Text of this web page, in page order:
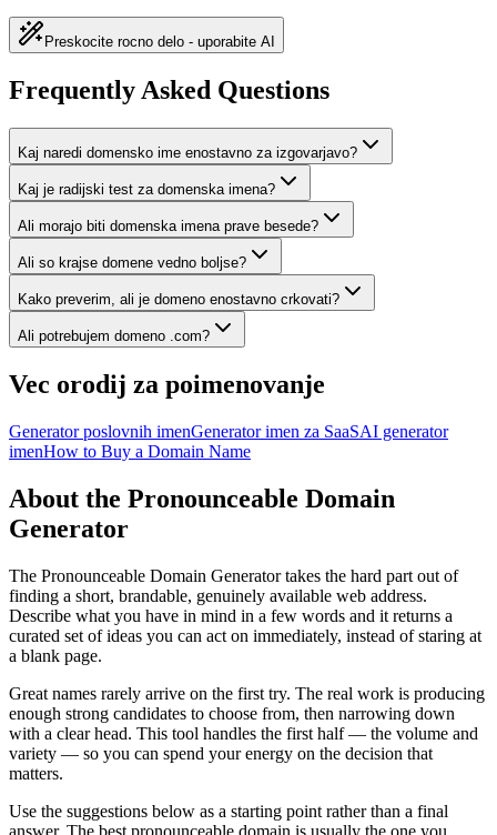
Preskocite rocno delo - uporabite AI
Frequently Asked Questions
Kaj naredi domensko ime enostavno za izgovarjavo?
Kaj je radijski test za domenska imena?
Ali morajo biti domenska imena prave besede?
Ali so krajse domene vedno boljse?
Kako preverim, ali je domeno enostavno crkovati?
Ali potrebujem domeno .com?
Vec orodij za poimenovanje
Generator poslovnih imenGenerator imen za SaaSAI generator
imenHow to Buy a Domain Name
About the Pronounceable Domain
Generator
The Pronounceable Domain Generator takes the hard part out of
finding a short, brandable, genuinely available web address.
Describe what you have in mind in a few words and it returns a
curated set of ideas you can act on immediately, instead of staring at
a blank page.
Great names rarely arrive on the first try. The real work is producing
enough strong candidates to choose from, then narrowing down
with a clear head. This tool handles the first half — the volume and
variety — so you can spend your energy on the decision that
matters.
Use the suggestions below as a starting point rather than a final
answer. The best pronounceable domain is usually the one you